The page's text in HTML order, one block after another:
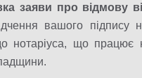
заяви про відмову
вашого підпису
нотаріуса, що працює